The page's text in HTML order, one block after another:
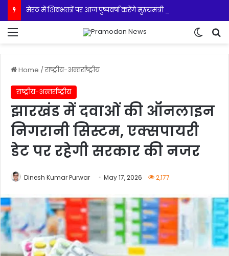
मेरठ में शिवभक्तों पर आज पुष्पवर्षा करेंगे मुख्यमंत्री योगी
Home /राष्ट्रीय-अन्तर्राष्ट्रीय
राष्ट्रीय-अन्तर्राष्ट्रीय
झारखंड में दवाओं की ऑनलाइन
निगरानी सिस्टम, एक्सपायरी
डेट पर रहेगी सरकार की नजर
Dinesh Kumar Purwar May 17, 2026 2,177